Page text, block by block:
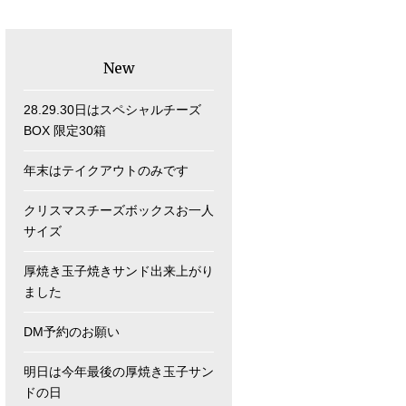
New
28.29.30日はスペシャルチーズ
BOX 限定30箱
年末はテイクアウトのみです
クリスマスチーズボックスお一人
サイズ
厚焼き玉子焼きサンド出来上がり
ました
DM予約のお願い
明日は今年最後の厚焼き玉子サン
ドの日